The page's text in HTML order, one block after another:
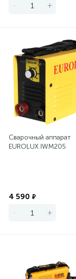
- +
Сварочный аппарат
EUROLUX IWM205
4 590 ₽
- +